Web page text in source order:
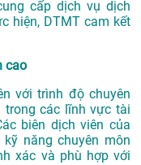
cấp dịch vụ dịch
hiện, DTMT cam kết
cao
với trình độ chuyên
trong các lĩnh vực tài
biên dịch viên của
năng chuyên môn
xác và phù hợp với